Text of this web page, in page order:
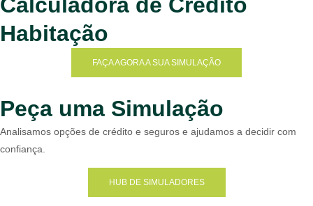
Habitação
FAÇA AGORA A SUA SIMULAÇÃO
Peça uma Simulação
Analisamos opções de crédito e seguros e ajudamos a decidir com
confiança.
HUB DE SIMULADORES